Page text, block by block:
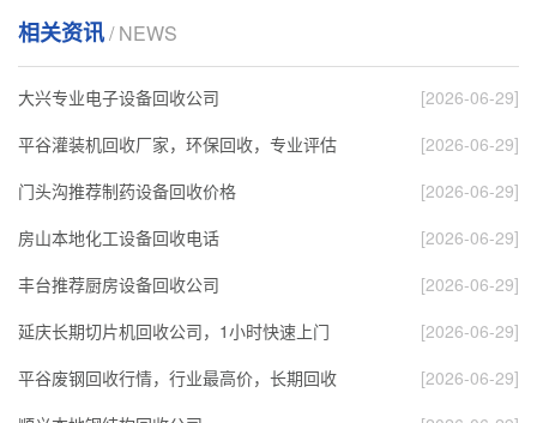
相关资讯/ NEWS
大兴专业电子设备回收公司
[2026-06-29]
平谷灌装机回收厂家，环保回收，专业评估
[2026-06-29]
门头沟推荐制药设备回收价格
[2026-06-29]
房山本地化工设备回收电话
[2026-06-29]
丰台推荐厨房设备回收公司
[2026-06-29]
延庆长期切片机回收公司，1小时快速上门
[2026-06-29]
平谷废钢回收行情，行业最高价，长期回收
[2026-06-29]